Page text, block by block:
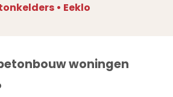
• Eeklo
woningen